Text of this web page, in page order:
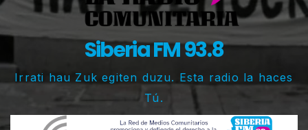
Siberia FM 93.8
Irrati hau Zuk egiten duzu. Esta radio la haces
Tú.